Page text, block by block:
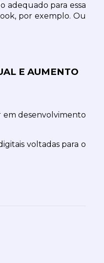
adequado para essa
por exemplo. Ou
E AUMENTO
em desenvolvimento
voltadas para o